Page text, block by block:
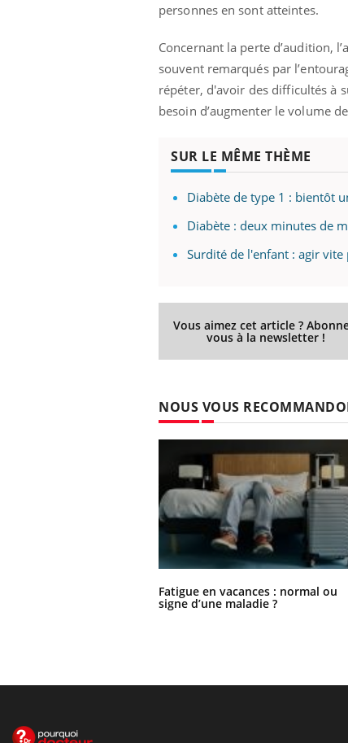
personnes en sont atteintes.
Concernant la perte d’audition,
souvent remarqués par
répéter, d'avoir des difficultés à
besoin d’augmenter le volume
SUR LE MÊME THÈME
Diabète de type 1 : bientôt
Diabète : deux minutes de
Surdité de l'enfant : agir
Vous aimez cet article ?
vous à la newsletter !
NOUS VOUS
Fatigue en vacances : normal ou
signe d’une maladie ?